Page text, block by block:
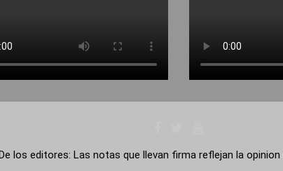
los editores: Las notas que llevan firma reflejan la